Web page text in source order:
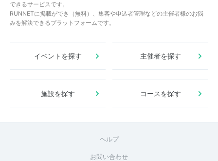
できるサービスです。
RUNNETに掲載ができ（無料）、集客や申込者管理などの主催者様のお悩
みを解決できるプラットフォームです。
イベントを探す 主催者を探す
施設を探す コースを探す
ヘルプ
お問い合わせ